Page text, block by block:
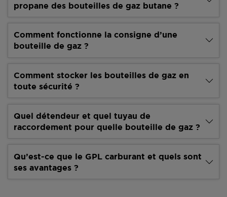
propane des bouteilles de gaz butane ?
Comment fonctionne la consigne d’une
bouteille de gaz ?
Comment stocker les bouteilles de gaz en
toute sécurité ?
Quel détendeur et quel tuyau de
raccordement pour quelle bouteille de gaz ?
Qu’est-ce que le GPL carburant et quels sont
ses avantages ?